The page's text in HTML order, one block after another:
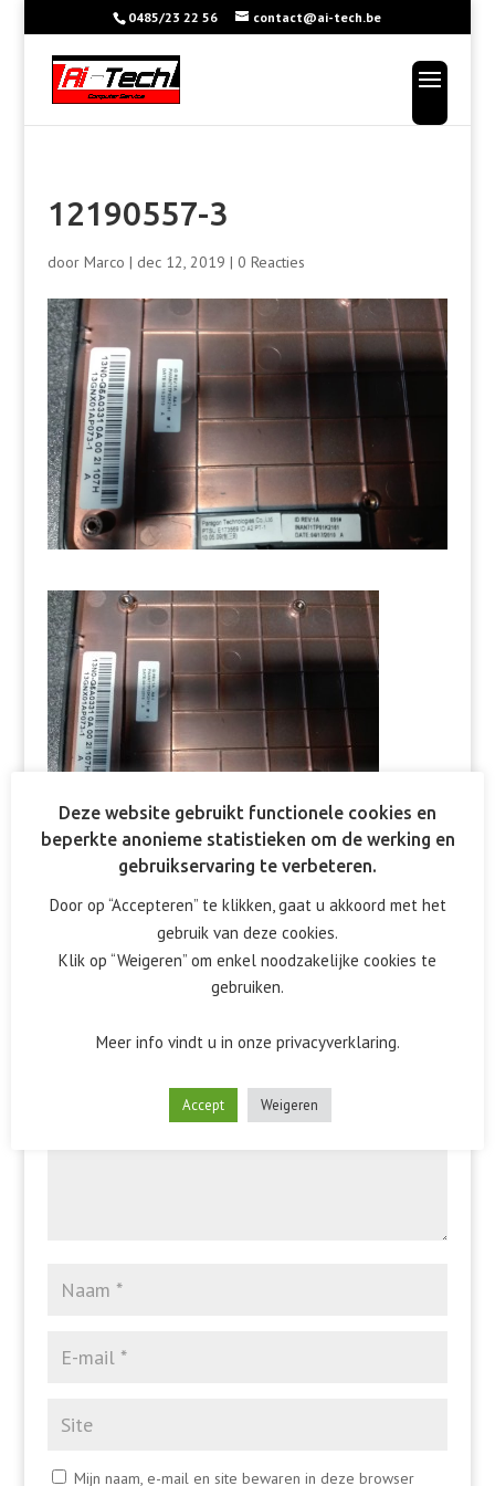
0485/23 22 56 contact@ai-tech.be
12190557-3
door Marco | dec 12, 2019 | 0 Reacties
Reactie verzenden
Het e-mailadres wordt niet gepubliceerd.
Mijn naam, e-mail en site bewaren in deze browser
Deze website gebruikt functionele cookies en
beperkte anonieme statistieken om de werking en
gebruikservaring te verbeteren.
Door op “Accepteren” te klikken, gaat u akkoord met het
gebruik van deze cookies.
Klik op “Weigeren” om enkel noodzakelijke cookies te
gebruiken.
Meer info vindt u in onze privacyverklaring.
Accept Weigeren